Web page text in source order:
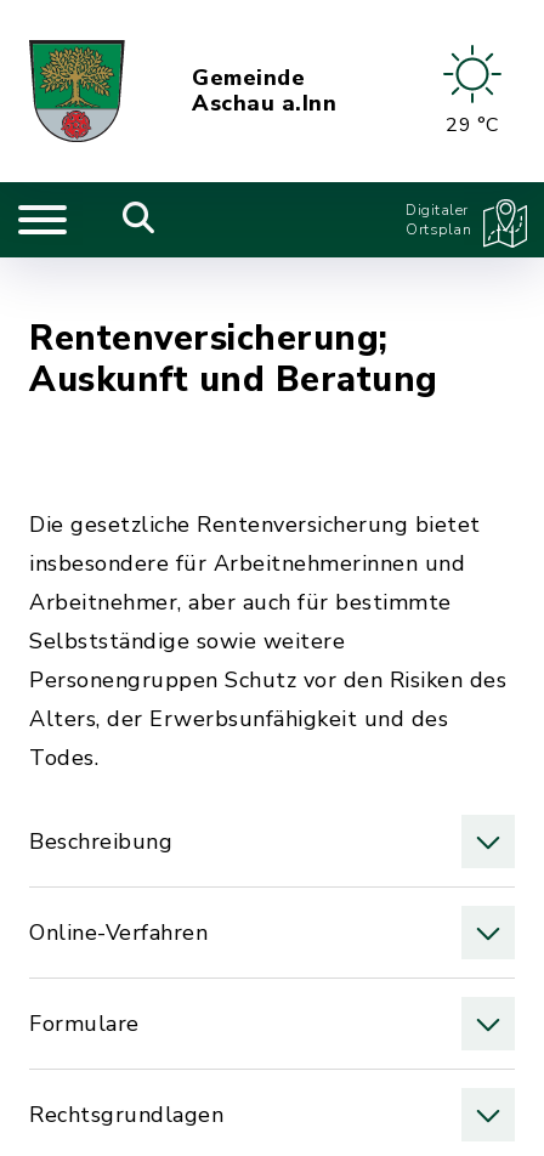
Gemeinde
Aschau a.Inn
29 °C
Digitaler
Ortsplan
Rentenversicherung;
Auskunft und Beratung
Die gesetzliche Rentenversicherung bietet
insbesondere für Arbeitnehmerinnen und
Arbeitnehmer, aber auch für bestimmte
Selbstständige sowie weitere
Personengruppen Schutz vor den Risiken des
Alters, der Erwerbsunfähigkeit und des
Todes.
Beschreibung
Online-Verfahren
Formulare
Rechtsgrundlagen